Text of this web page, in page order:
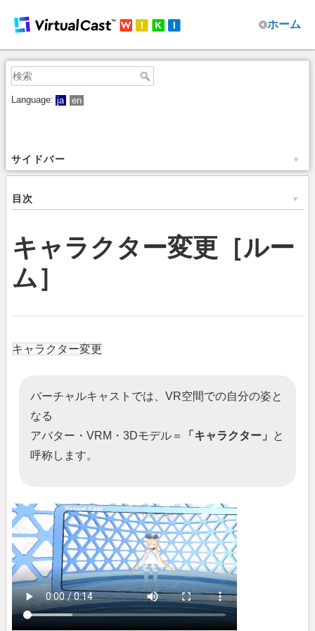
ホーム
Language: ja en
サイドバー
目次
キャラクター変更［ルー
ム］
キャラクター変更
バーチャルキャストでは、VR空間での自分の姿と
なる
アバター・VRM・3Dモデル＝
「キャラクター」 と
呼称します。